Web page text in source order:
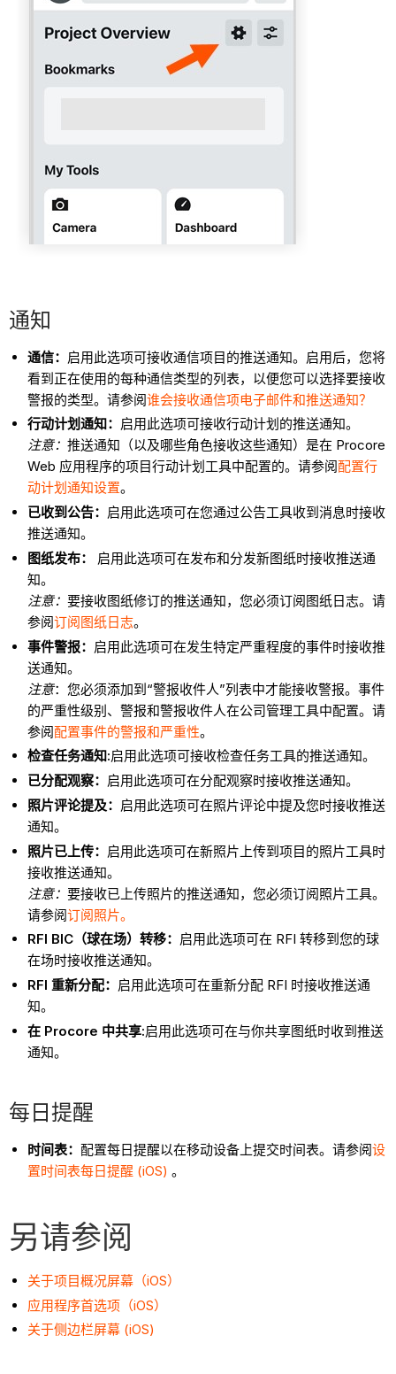
通知
通信： 启用此选项可接收通信项目的推送通知。启用后，您将
看到正在使用的每种通信类型的列表，以便您可以选择要接收
警报的类型。请参阅谁会接收通信项电子邮件和推送通知？
行动计划通知： 启用此选项可接收行动计划的推送通知。
注意：推送通知（以及哪些角色接收这些通知）是在 Procore
Web 应用程序的项目行动计划工具中配置的。请参阅配置行
动计划通知设置。
已收到公告： 启用此选项可在您通过公告工具收到消息时接收
推送通知。
图纸发布： 启用此选项可在发布和分发新图纸时接收推送通
知。
注意：要接收图纸修订的推送通知，您必须订阅图纸日志。请
参阅订阅图纸日志。
事件警报： 启用此选项可在发生特定严重程度的事件时接收推
送通知。
注意：您必须添加到“警报收件人”列表中才能接收警报。事件
的严重性级别、警报和警报收件人在公司管理工具中配置。请
参阅配置事件的警报和严重性。
检查任务通知:启用此选项可接收检查任务工具的推送通知。
已分配观察： 启用此选项可在分配观察时接收推送通知。
照片评论提及： 启用此选项可在照片评论中提及您时接收推送
通知。
照片已上传： 启用此选项可在新照片上传到项目的照片工具时
接收推送通知。
注意：要接收已上传照片的推送通知，您必须订阅照片工具。
请参阅订阅照片。
RFI BIC（球在场）转移： 启用此选项可在 RFI 转移到您的球
在场时接收推送通知。
RFI 重新分配： 启用此选项可在重新分配 RFI 时接收推送通
知。
在 Procore 中共享:启用此选项可在与你共享图纸时收到推送
通知。
每日提醒
时间表：配置每日提醒以在移动设备上提交时间表。请参阅设
置时间表每日提醒 (iOS) 。
另请参阅
关于项目概况屏幕（iOS）
应用程序首选项（iOS）
关于侧边栏屏幕 (iOS)